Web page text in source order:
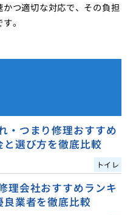
つ適切な対応で、その負担
。
・つまり修理おすすめ
選び方を徹底比較
トイレ
理会社おすすめランキ
業者を徹底比較